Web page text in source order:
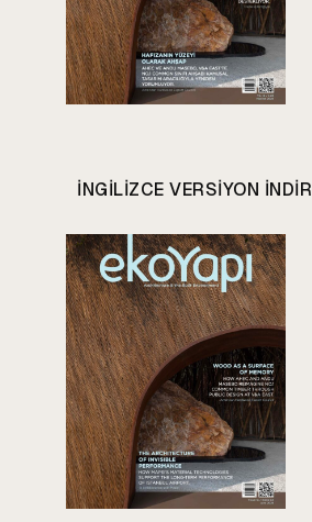
INGILIZCE VERSIYON INDIR